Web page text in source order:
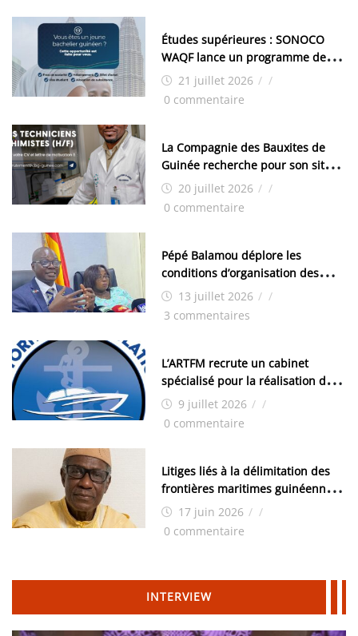
Études supérieures : SONOCO
WAQF lance un programme de
bourses pour la Malaisie
21 juillet 2026 / /
0 commentaire
La Compagnie des Bauxites de
Guinée recherche pour son site
de Kamsar des techniciens
chimistes (H/F)
20 juillet 2026 / /
0 commentaire
Pépé Balamou déplore les
conditions d’organisation des
examens nationaux : « Si ce sont
les élections, on trouve tous les
13 juillet 2026 / /
3 commentaires
L’ARTFM recrute un cabinet
spécialisé pour la réalisation des
études techniques
9 juillet 2026 / /
0 commentaire
Litiges liés à la délimitation des
frontières maritimes guinéennes:
Idrissa Chérif écrit au ministre
des Hydrocarbures
17 juin 2026 / /
0 commentaire
INTERVIEW